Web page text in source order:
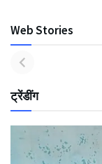
Web Stories
ट्रेंडींग